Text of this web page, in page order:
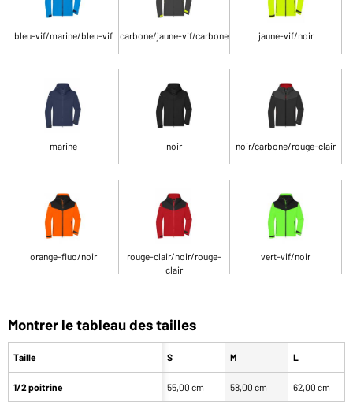
bleu-vif/marine/bleu-vif carbone/jaune-vif/carbone jaune-vif/noir
marine noir noir/carbone/rouge-clair
orange-fluo/noir
rouge-clair/noir/rouge-
clair
vert-vif/noir
Montrer le tableau des tailles
Taille
1/2 poitrine
S M L
55,00 cm 58,00 cm 62,00 cm